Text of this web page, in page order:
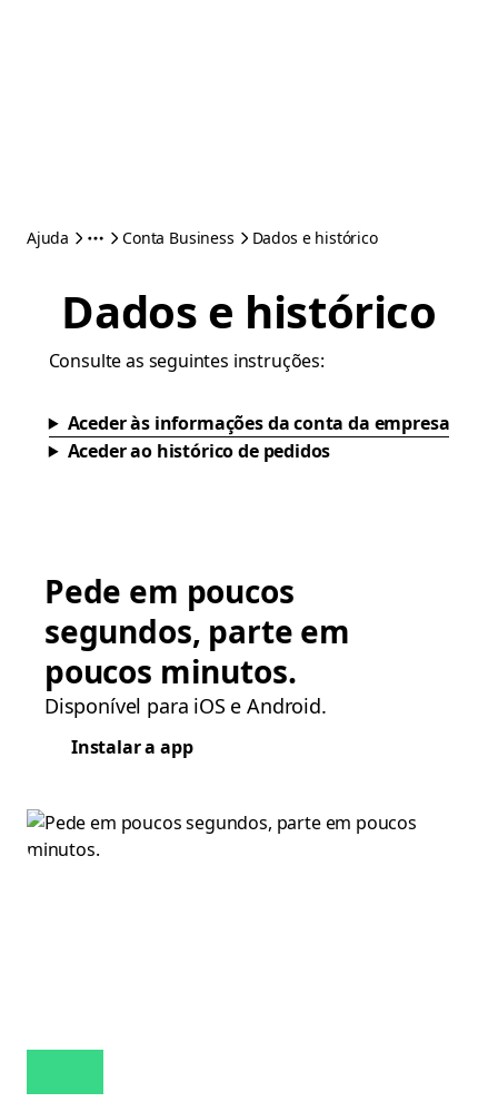
Ajuda Conta Business Dados e histórico
Dados e histórico
Consulte as seguintes instruções:
Aceder às informações da conta da empresa
Aceder ao histórico de pedidos
Pede em poucos
segundos, parte em
poucos minutos.
Disponível para iOS e Android.
Instalar a app